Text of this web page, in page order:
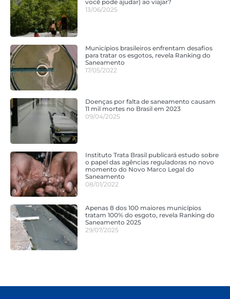
você pode ajudar) ao viajar?
13/06/2025
Municípios brasileiros enfrentam desafios
para tratar os esgotos, revela Ranking do
Saneamento
17/05/2022
Doenças por falta de saneamento causam
11 mil mortes no Brasil em 2023
09/04/2025
Instituto Trata Brasil publicará estudo sobre
o papel das agências reguladoras no novo
momento do Novo Marco Legal do
Saneamento
08/01/2022
Apenas 8 dos 100 maiores municípios
tratam 100% do esgoto, revela Ranking do
Saneamento 2025
29/07/2025